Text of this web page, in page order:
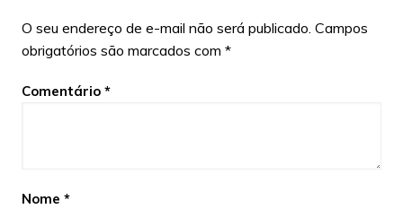
O seu endereço de e-mail não será publicado. Campos
obrigatórios são marcados com *
Comentário *
Nome *